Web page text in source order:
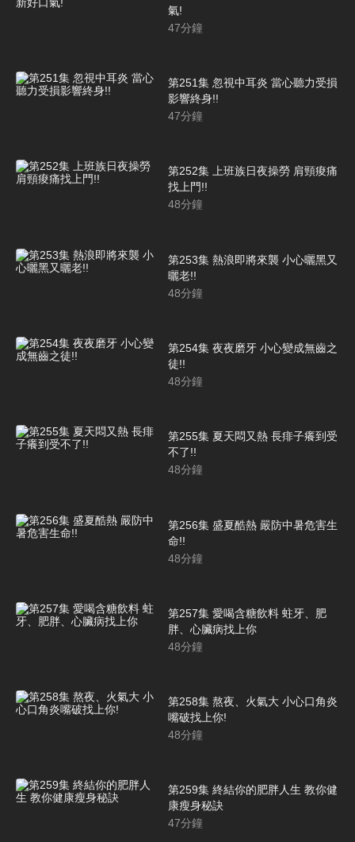
氣!
47分鐘
第251集 忽視中耳炎 當心聽力受損
影響終身!!
47分鐘
第252集 上班族日夜操勞 肩頸痠痛
找上門!!
48分鐘
第253集 熱浪即將來襲 小心曬黑又
曬老!!
48分鐘
第254集 夜夜磨牙 小心變成無齒之
徒!!
48分鐘
第255集 夏天悶又熱 長痱子癢到受
不了!!
48分鐘
第256集 盛夏酷熱 嚴防中暑危害生
命!!
48分鐘
第257集 愛喝含糖飲料 蛀牙、肥
胖、心臟病找上你
48分鐘
第258集 熬夜、火氣大 小心口角炎
嘴破找上你!
48分鐘
第259集 終結你的肥胖人生 教你健
康瘦身秘訣
47分鐘